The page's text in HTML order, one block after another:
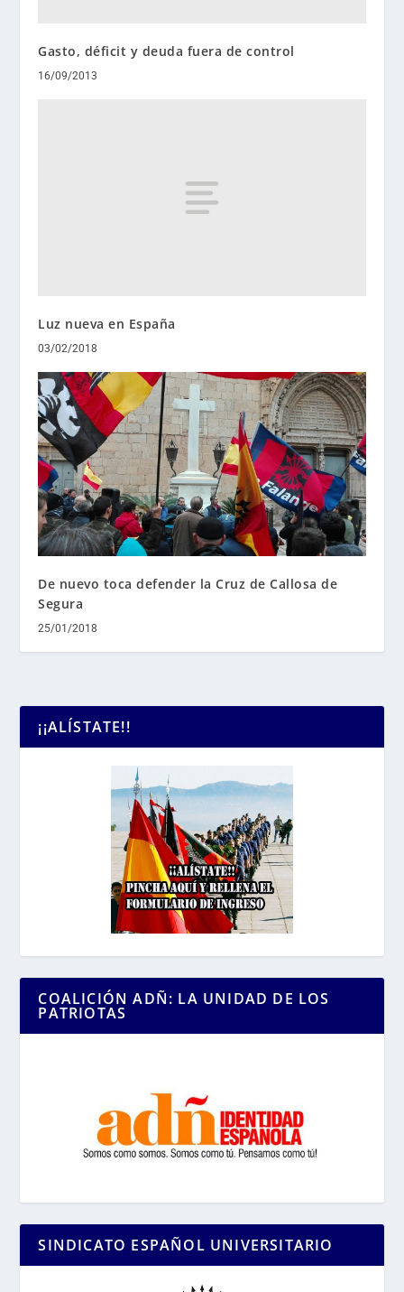
Gasto, déficit y deuda fuera de control
16/09/2013
Luz nueva en España
03/02/2018
De nuevo toca defender la Cruz de Callosa de
Segura
25/01/2018
¡¡ALÍSTATE!!
COALICIÓN ADÑ: LA UNIDAD DE LOS
PATRIOTAS
SINDICATO ESPAÑOL UNIVERSITARIO